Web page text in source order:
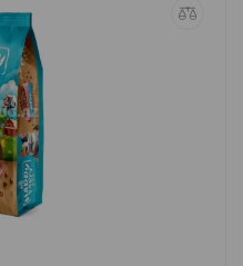
yemləri gündəlik
heyvanının əla
edir.